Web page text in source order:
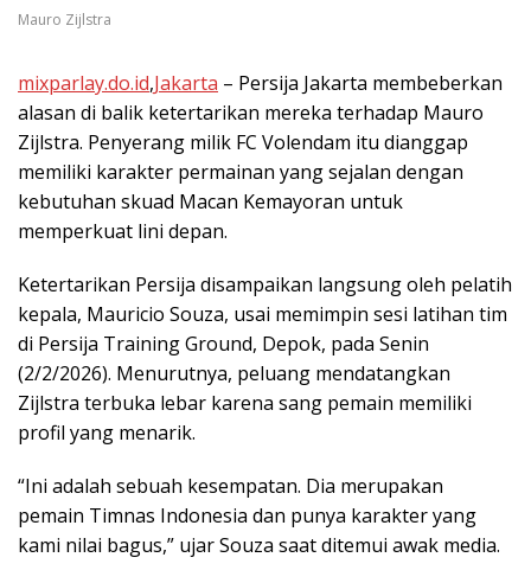
Mauro Zijlstra
mixparlay.do.id,Jakarta – Persija Jakarta membeberkan
alasan di balik ketertarikan mereka terhadap Mauro
Zijlstra. Penyerang milik FC Volendam itu dianggap
memiliki karakter permainan yang sejalan dengan
kebutuhan skuad Macan Kemayoran untuk
memperkuat lini depan.
Ketertarikan Persija disampaikan langsung oleh pelatih
kepala, Mauricio Souza, usai memimpin sesi latihan tim
di Persija Training Ground, Depok, pada Senin
(2/2/2026). Menurutnya, peluang mendatangkan
Zijlstra terbuka lebar karena sang pemain memiliki
profil yang menarik.
“Ini adalah sebuah kesempatan. Dia merupakan
pemain Timnas Indonesia dan punya karakter yang
kami nilai bagus,” ujar Souza saat ditemui awak media.